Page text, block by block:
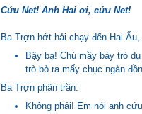
Cứu Net! Anh Hai ơi, cứu Net!
Ba Trợn hớt hải chạy đến Hai
Bậy bạ! Chú mầy bày trò
trò bỏ ra mấy chục ngàn
Ba Trợn phân trần:
Không phải! Em nói anh